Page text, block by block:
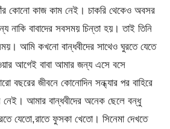
কোনো কাজ কাম নেই। চাকরি থেকেও অবসর
নাকি বাবাদের সবসময় চিন্তা হয়। তাই তিনি
আমি কখনো বান্ধবীদের সাথেও ঘুরতে যেতে
আগেই বাবা আমার জন্য এসে বসে
বছরের জীবনে কোনোদিন সন্ধ্যার পর বাহিরে
নেই। আমার বান্ধবীদের অনেক ছেলে বন্ধু
যেতো,রাতে ফুসকা খেতো। সিনেমা দেখতে